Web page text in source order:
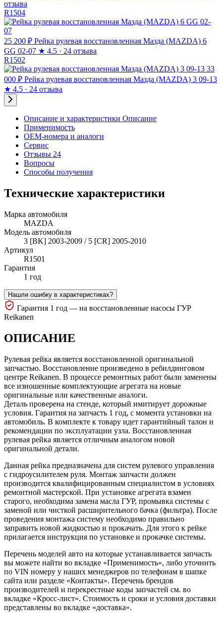
отзыва
R1504
25 200 ₽ Рейка рулевая восстановленная Мазда (MAZDA) 6
GG 02-07 ★ 4.5 · 24 отзыва
R1502
33
000 ₽ Рейка рулевая восстановленная Мазда (MAZDA) 3 09-13
★ 4.5 · 24 отзыва
Описание и характеристики Описание
Применимость
OEM-номера и аналоги
Сервис
Отзывы 24
Вопросы
Способы получения
Технические характеристики
Марка автомобиля
MAZDA
Модель автомобиля
3 [BK] 2003-2009 / 5 [CR] 2005-2010
Артикул
R1501
Гарантия
1 год
Нашли ошибку в характеристиках?
Гарантия 1 год — на восстановленные насосы ГУР
Reikanen
ОПИСАНИЕ
Рулевая рейка является восстановленной оригинальной
запчастью. Восстановление произведено в ребилдинговом
центре Reikanen. В процессе ремонтных работ были заменены
все изношенные комплектующие агрегата на новые
оригинальные или качественные аналоги.
Деталь проверена на стенде, который имитирует дорожные
условия. Гарантия на запчасть 1 год, с момента установки на
автомобиль. В комплекте к товару идет гарантийный талон и
рекомендации по эксплуатации узла. Восстановленная
рулевая рейка является отличным аналогом новой
оригинальной детали.
Данная рейка предназначена для систем рулевого управления
с гидроусилителем руля. Монтаж запчасти должен
производится квалифицированным специалистом в условиях
ремонтной мастерской. При установке агрегата взамен
старого, необходима замена масла ГУР, промывка системы с
заменой или чисткой расширительного бачка (фильтра). После
проведения монтажа систему необходимо правильно
заправить новой жидкостью и прокачать. Для этого к рейке
прилагается инструкция по установке и прокачке системы.
Перечень моделей авто на которые устанавливается запчасть
вы можете найти во вкладке «Применимость», либо уточнить
по VIN номеру у наших менеджеров по телефонам в шапке
сайта или разделе «Контакты». Перечень брендов
производителей и перекрестные коды запчастей см. во
вкладке «Кросс-лист». Стоимость и сроки и условия доставки
представлены во вкладке «доставка».